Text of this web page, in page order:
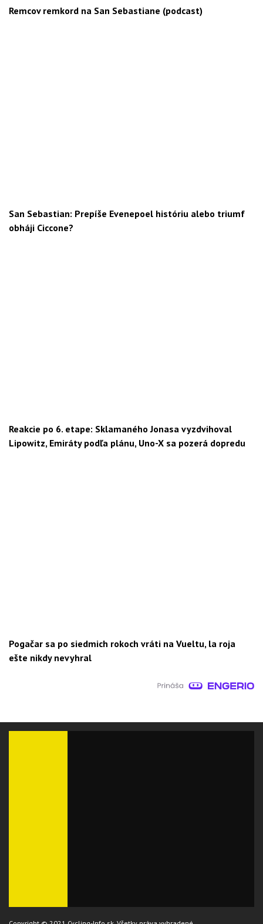
Remcov remkord na San Sebastiane (podcast)
San Sebastian: Prepíše Evenepoel históriu alebo triumf
obháji Ciccone?
Reakcie po 6. etape: Sklamaného Jonasa vyzdvihoval
Lipowitz, Emiráty podľa plánu, Uno-X sa pozerá dopredu
Pogačar sa po siedmich rokoch vráti na Vueltu, la roja
ešte nikdy nevyhral